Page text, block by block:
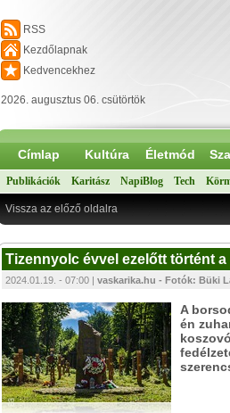
RSS
Kezdőlapnak
Kedvencekhez
2026. augusztus 06. csütörtök
Címlap Kultúra Életmód
Publikációk Karitász NapiBlog Tech
Vissza az előző oldalra
Tizennyolc évvel ezelőtt történt
2024.01.19. - 07:00 | vaskarika.hu - Fotók: Büki
A
én